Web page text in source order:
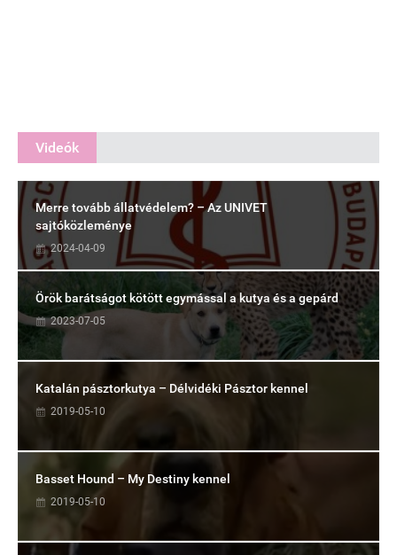
Videók
Merre tovább állatvédelem? – Az UNIVET
sajtóközleménye
2024-04-09
Örök barátságot kötött egymással a kutya és a gepárd
2023-07-05
Katalán pásztorkutya – Délvidéki Pásztor kennel
2019-05-10
Basset Hound – My Destiny kennel
2019-05-10